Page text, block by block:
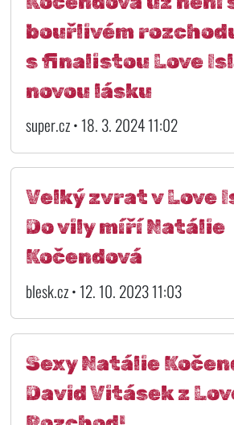
bouřlivém
s finalistou Love
novou lásku
super.cz • 18. 3. 2024 11:02
Velký zvrat v Love
Do vily míří Natálie
Kočendová
blesk.cz • 12. 10. 2023 11:03
Sexy Natálie
David Vitásek z